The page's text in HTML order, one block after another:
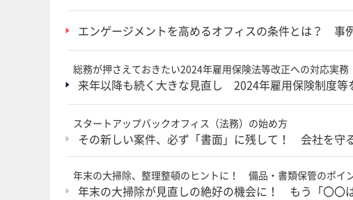
エンゲージメントを高めるオフィスの条件とは？ 事
総務が押さえておきたい2024年雇用保険法等改正への対応実務
来年以降も続く大きな見直し 2024年雇用保険制度等
スタートアップバックオフィス（法務）の始め方
その新しい案件、必ず「書面」に残して！ 会社を守
年末の大掃除、整理整頓のヒントに！ 備品・書類保管のポイ
年末の大掃除が見直しの絶好の機会に！ もう「〇〇